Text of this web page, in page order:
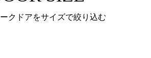
クドアをサイズで絞り込む